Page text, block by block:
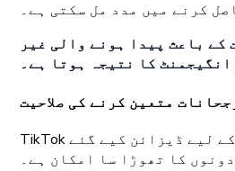
کرنے میں مدد مل سکتی ہے۔
باعث پیدا ہونے والی غیر
انگیجمنٹ کا نتیجہ ہوتا ہے۔
متعین کرنے کی صلاحیت
TikTok ویڈیوز کو وائرل کرنے کے لیے جانا جاتا ہے۔ یہ اس کے پرکشش فارمیٹ کی وجہ سے ہو سکتا ہے یا لوگوں کو مسلسل مواد استعمال کرنے کے لیے ڈیزائن کیے گئے
کا تھوڑا سا امکان ہے۔